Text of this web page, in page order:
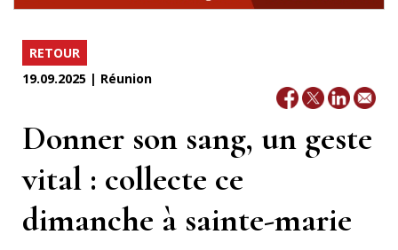
RETOUR
19.09.2025 | Réunion
Donner son sang, un geste
vital : collecte ce
dimanche à sainte-marie